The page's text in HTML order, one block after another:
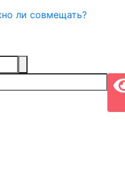
ли совмещать?